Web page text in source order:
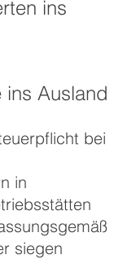
ins
ins Ausland
bei
in
siegen